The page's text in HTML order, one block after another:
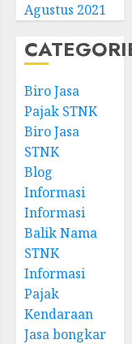
Agustus 2021
Biro Jasa
Pajak STNK
Biro Jasa
STNK
Blog
Informasi
Informasi
Balik Nama
STNK
Informasi
Pajak
Kendaraan
Jasa bongkar